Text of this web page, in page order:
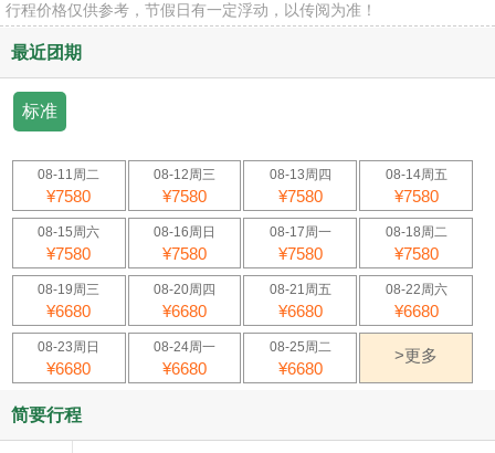
行程价格仅供参考，节假日有一定浮动，以传阅为准！
最近团期
标准
08-11周二
¥7580
08-12周三
¥7580
08-13周四
¥7580
08-14周五
¥7580
08-15周六
¥7580
08-16周日
¥7580
08-17周一
¥7580
08-18周二
¥7580
08-19周三
¥6680
08-20周四
¥6680
08-21周五
¥6680
08-22周六
¥6680
08-23周日
¥6680
08-24周一
¥6680
08-25周二
¥6680
>更多
简要行程